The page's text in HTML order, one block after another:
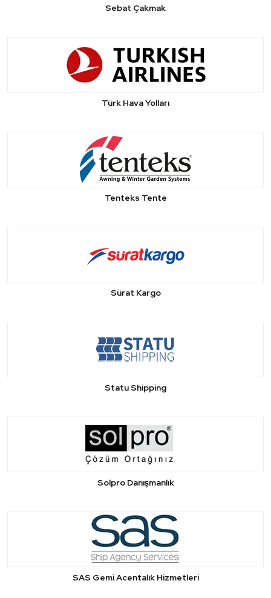
Sebat Çakmak
Türk Hava Yolları
Tenteks Tente
Sürat Kargo
Statu Shipping
Solpro Danışmanlık
SAS Gemi Acentalık Hizmetleri